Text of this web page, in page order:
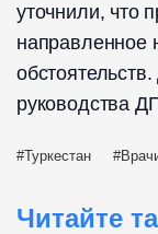
уточнили, что
направленное
руководства
Туркестан
Читайте